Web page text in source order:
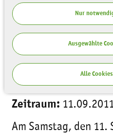
Nur
Ausgewählte
Alle
Auf der Suche
Streuobstwiese
Zeitraum:
Am Samstag, den 11.